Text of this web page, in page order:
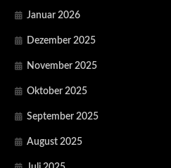
Januar 2026
Dezember 2025
November 2025
Oktober 2025
September 2025
August 2025